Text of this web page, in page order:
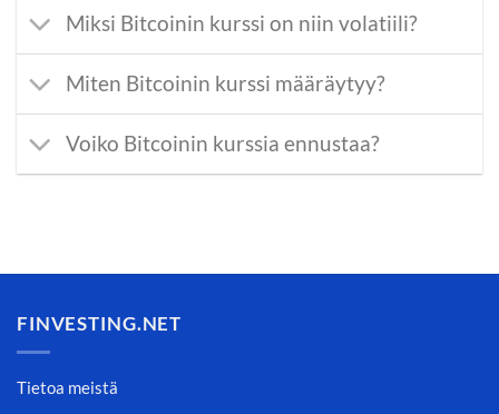
Miksi Bitcoinin kurssi on niin volatiili?
Miten Bitcoinin kurssi määräytyy?
Voiko Bitcoinin kurssia ennustaa?
FINVESTING.NET
Tietoa meistä